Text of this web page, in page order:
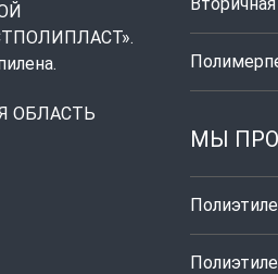
ОБЛАСТЬ
МЫ